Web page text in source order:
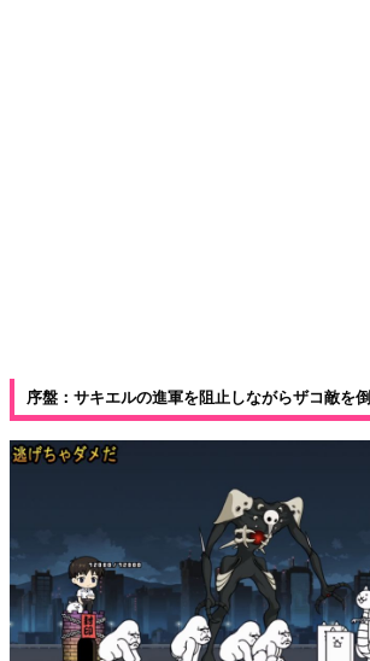
序盤：サキエルの進軍を阻止しながらザコ敵を